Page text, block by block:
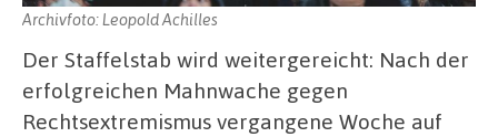
Archivfoto: Leopold Achilles
Der Staffelstab wird weitergereicht: Nach der
erfolgreichen Mahnwache gegen
Rechtsextremismus vergangene Woche auf